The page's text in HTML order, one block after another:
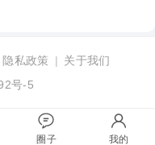
圈子 我的
隐私政策 | 关于我们
号-5